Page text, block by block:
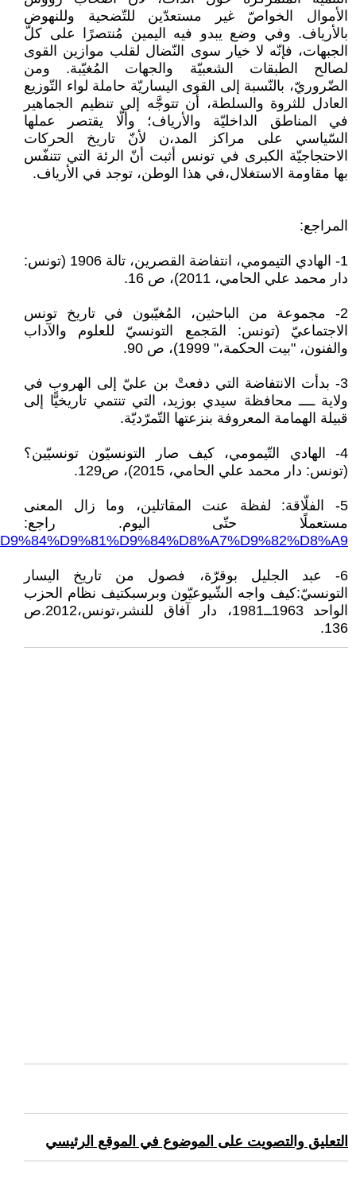
الأموال الخواصّ غير مستعدّين للتّضحية وللنهوض
بالأرياف. وفي وضع يبدو فيه اليمين مُنتصرًا على كلّ
الجبهات، فإنّه لا خيار سوى النّضال لقلب موازين القوى
لصالح الطبقات الشعبيّة والجهات المُغيّبة. ومن
الضّروريّ، بالنّسبة إلى القوى اليساريّة حاملة لواء التّوزيع
العادل للثروة والسلطة، أن تتوجَّه إلى تنظيم الجماهير
في المناطق الداخليّة والأرياف؛ وألّا يقتصر عملها
السّياسي على مراكز المد،ن لأنّ تاريخ الحركات
الاحتجاجيّة الكبرى في تونس أثبت أنّ الرئة التي تتنفّس
بها مقاومة الاستغلال،في هذا الوطن، توجد في الأرياف.
المراجع:
1- الهادي التيمومي، انتفاضة القصرين، تالة 1906 (تونس:
دار محمد علي الحامي، 2011)، ص 16.
2- مجموعة من الباحثين، المُغيّبون في تاريخ تونس
الاجتماعيّ (تونس: المَجمع التونسيّ للعلوم والآداب
والفنون، "بيت الحكمة،" 1999)، ص 90.
3- بدأت الانتفاضة التي دفعتْ بن عليّ إلى الهروب في
ولاية ــــ محافظة سيدي بوزيد، التي تنتمي تاريخيًّا إلى
قبيلة الهمامة المعروفة بنزعتها التّمرّديّة.
4- الهادي التّيمومي، كيف صار التونسيّون تونسيّين؟
(تونس: دار محمد علي الحامي، 2015)، ص129.
5- الفلّاقة: لفظة عنت المقاتلين، وما زال المعنى
مستعملًا حتّى اليوم. راجع:
6- عبد الجليل بوقرّة، فصول من تاريخ اليسار
التونسيّ:كيف واجه الشّيوعيّون وبرسبكتيف نظام الحزب
الواحد 1963ــ1981، دار آفاق للنشر،تونس،2012.ص
136.
التعليق والتصويت على الموضوع في الموقع الرئيسي